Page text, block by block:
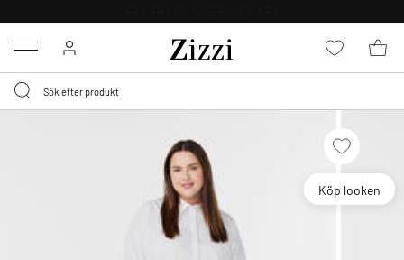
Menu
Köp looken